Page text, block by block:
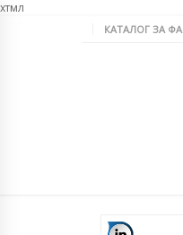
хтмл
КАТАЛОГ ЗА